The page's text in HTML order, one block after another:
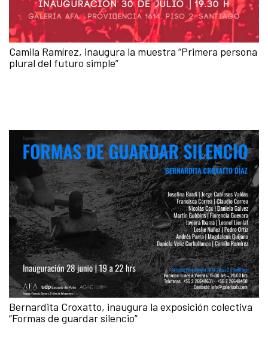
Camila Ramírez, inaugura la muestra “Primera persona
plural del futuro simple”
Bernardita Croxatto, inaugura la exposición colectiva
“Formas de guardar silencio”